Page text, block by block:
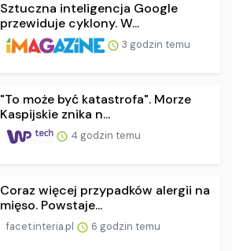
Sztuczna inteligencja Google
przewiduje cyklony. W...
3 godzin temu
"To może być katastrofa". Morze
Kaspijskie znika n...
4 godzin temu
Coraz więcej przypadków alergii na
mięso. Powstaje...
facet.interia.pl 6 godzin temu